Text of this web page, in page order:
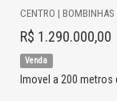
CENTRO | BOMBINHAS
R$ 1.290.000,00
Venda
Imovel a 200 metros